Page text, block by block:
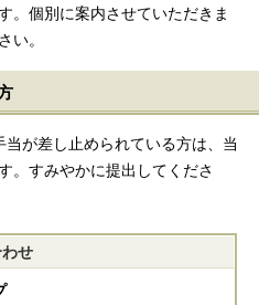
。個別に案内させていただきま
い。
が差し止められている方は、当
。すみやかに提出してくださ
せ